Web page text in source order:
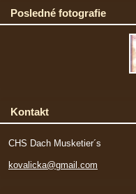
Posledné fotografie
Kontakt
CHS Dach Musketier´s
kovalicka@gmail.com